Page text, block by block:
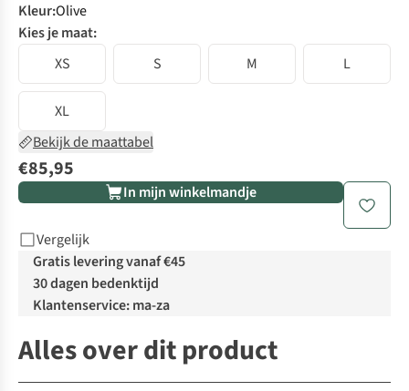
Kleur:Olive
Kies je maat:
XS
S M L
XL
Bekijk de maattabel
€85,95
In mijn winkelmandje
Vergelijk
Gratis levering vanaf €45
30 dagen bedenktijd
Klantenservice: ma-za
Alles over dit product